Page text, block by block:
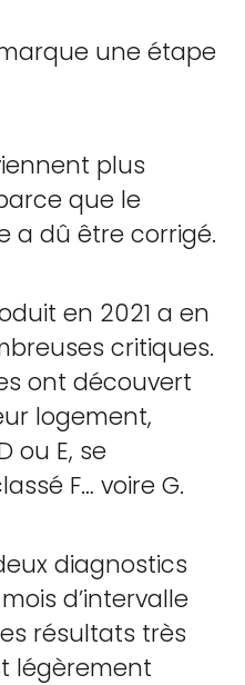
une étape
plus
que le
a dû être corrigé.
en 2021 a en
critiques.
ont découvert
logement,
ou E, se
F… voire G.
diagnostics
d’intervalle
résultats très
légèrement